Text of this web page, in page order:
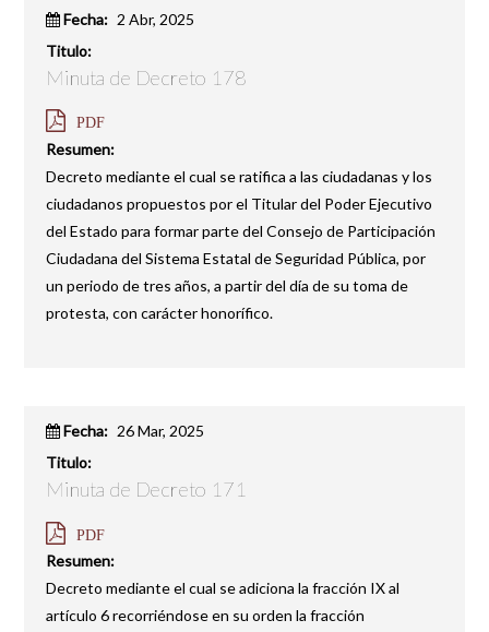
Fecha: 2 Abr, 2025
Titulo:
Minuta de Decreto 178
PDF
Resumen:
Decreto mediante el cual se ratifica a las ciudadanas y los
ciudadanos propuestos por el Titular del Poder Ejecutivo
del Estado para formar parte del Consejo de Participación
Ciudadana del Sistema Estatal de Seguridad Pública, por
un periodo de tres años, a partir del día de su toma de
protesta, con carácter honorífico.
Fecha: 26 Mar, 2025
Titulo:
Minuta de Decreto 171
PDF
Resumen:
Decreto mediante el cual se adiciona la fracción IX al
artículo 6 recorriéndose en su orden la fracción